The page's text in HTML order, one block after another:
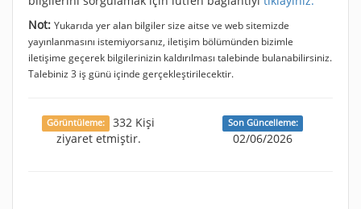
Not: Yukarıda yer alan bilgiler size aitse ve web sitemizde
yayınlanmasını istemiyorsanız, iletişim bölümünden bizimle
iletişime geçerek bilgilerinizin kaldırılması talebinde bulanabilirsiniz.
Talebiniz 3 iş günü içinde gerçekleştirilecektir.
Görüntüleme:
332 Kişi
ziyaret etmiştir.
Son Güncelleme:
02/06/2026